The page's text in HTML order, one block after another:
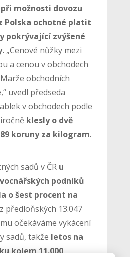
možnosti dovozu
Polska ochotné platit
pokrývající zvýšené
„Cenové nůžky mezi
a cenou v obchodech
obchodních
uvedl předseda
v obchodech podle
klesly o dvě
koruny za kilogram.
sadů v ČR u
podniků
o šest procent na
z předloňských 13.047
očekáváme vykácení
sadů, takže letos na
kolem 11.000